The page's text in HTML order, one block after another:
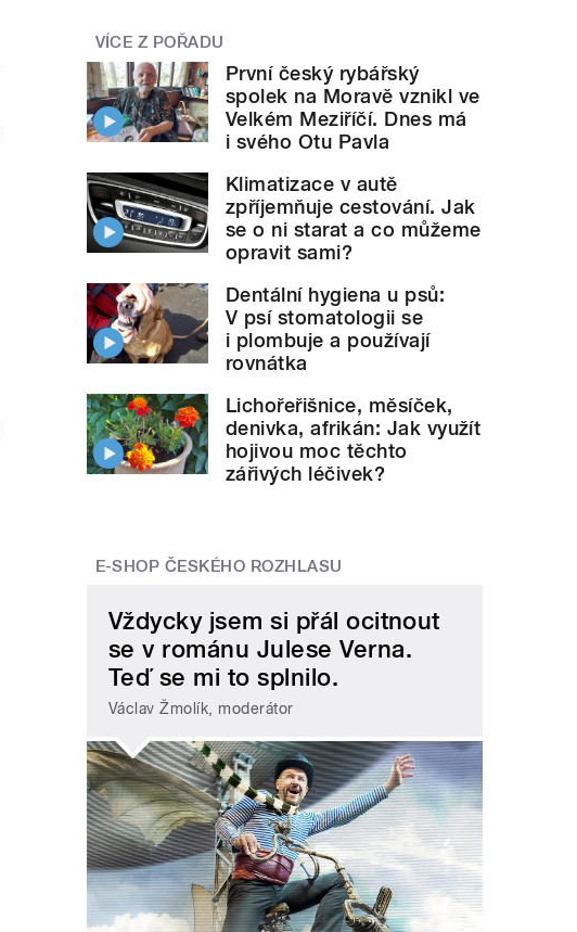
VÍCE Z POŘADU
První český rybářský
spolek na Moravě vznikl ve
Velkém Meziříčí. Dnes má
i svého Otu Pavla
Klimatizace v autě
zpříjemňuje cestování. Jak
se o ni starat a co můžeme
opravit sami?
Dentální hygiena u psů:
V psí stomatologii se
i plombuje a používají
rovnátka
Lichořeřišnice, měsíček,
denivka, afrikán: Jak využít
hojivou moc těchto
zářivých léčivek?
E-SHOP ČESKÉHO ROZHLASU
Vždycky jsem si přál ocitnout
se v románu Julese Verna.
Teď se mi to splnilo.
Václav Žmolík, moderátor